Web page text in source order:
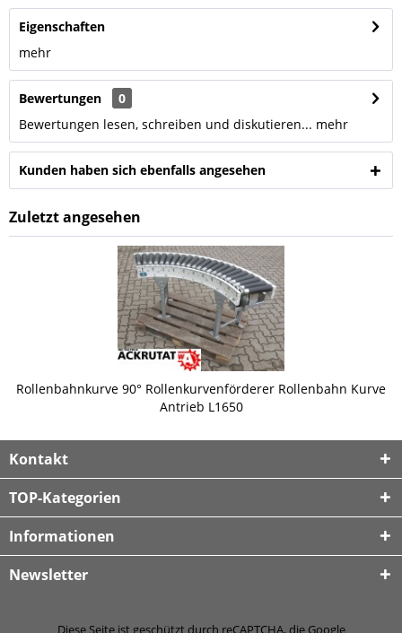
Eigenschaften
mehr
Bewertungen
0
Bewertungen lesen, schreiben und diskutieren... mehr
Kunden haben sich ebenfalls angesehen
Zuletzt angesehen
Rollenbahnkurve 90° Rollenkurvenförderer Rollenbahn Kurve
Antrieb L1650
Kontakt
TOP-Kategorien
Informationen
Newsletter
Diese Seite ist geschützt durch reCAPTCHA, die Google